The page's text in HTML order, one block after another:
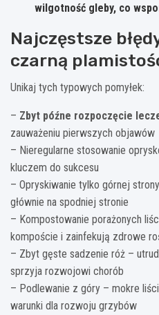
wilgotność gleby, co
Najczęstsze
czarną
Unikaj tych typowych pomyłek:
– Zbyt późne rozpoczęcie
zauważeniu pierwszych objawów
– Nieregularne stosowanie
kluczem do sukcesu
– Opryskiwanie tylko górnej
głównie na spodniej stronie
– Kompostowanie porażonych
kompoście i zainfekują zdrowe
– Zbyt gęste sadzenie róż –
sprzyja rozwojowi chorób
– Podlewanie z góry – mokre
warunki dla rozwoju grzybów